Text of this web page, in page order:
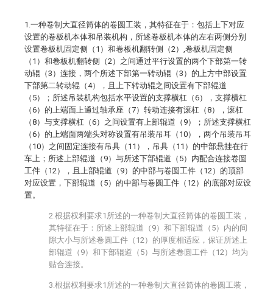
1.一种卷制大直径筒体的卷圆工装，其特征在于：包括上下对应
设置的卷板机本体和吊装机构，所述卷板机本体的左右两侧分别
设置卷板机固定侧（1）和卷板机翻转侧（2）,卷板机固定侧
（1）和卷板机翻转侧（2）之间通过平行设置的两个下部第一转
动辊（3）连接，两个所述下部第一转动辊（3）的上方中部设置
下部第二转动辊（4），且上下转动辊之间设置有下部辊道
（5）；所述吊装机构包括水平设置的支撑横杠（6），支撑横杠
（6）的上端面上通过轴承座（7）转动连接有滚杠（8），滚杠
（8）与支撑横杠（6）之间设置有上部辊道（9）；所述支撑横杠
（6）的上端面两端头对称设置有吊装吊耳（10），两个吊装吊耳
（10）之间固定连接有吊具（11），吊具（11）的中部悬挂在行
车上；所述上部辊道（9）与所述下部辊道（5）内配合连接卷圆
工件（12），且上部辊道（9）的中部与卷圆工件（12）的顶部
对应设置，下部辊道（5）的中部与卷圆工件（12）的底部对应设
置。
2.根据权利要求1所述的一种卷制大直径筒体的卷圆工装，
其特征在于：所述上部辊道（9）和下部辊道（5）内的间
隙大小与所述卷圆工件（12）的厚度相适应，保证所述上
部辊道（9）和下部辊道（5）与所述卷圆工件（12）均为
贴合连接。
3.根据权利要求1所述的一种卷制大直径筒体的卷圆工装，